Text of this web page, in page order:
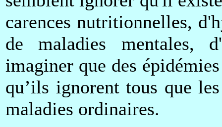
carences nutritionnelles,
de maladies mentales,
imaginer que des
qu’ils ignorent tous que
maladies ordinaires.